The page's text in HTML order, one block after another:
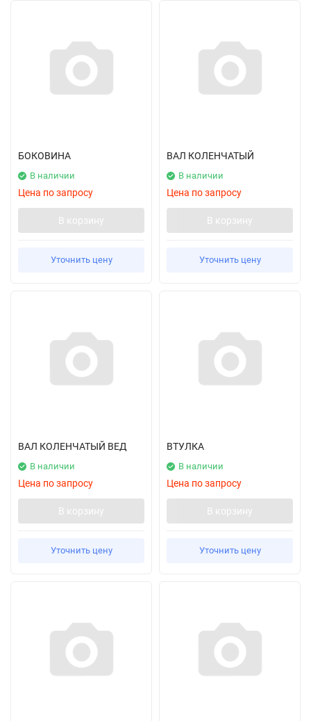
БОКОВИНА
В наличии
Цена по запросу
В корзину
Уточнить цену
ВАЛ КОЛЕНЧАТЫЙ
В наличии
Цена по запросу
В корзину
Уточнить цену
ВАЛ КОЛЕНЧАТЫЙ ВЕД
В наличии
Цена по запросу
В корзину
Уточнить цену
ВТУЛКА
В наличии
Цена по запросу
В корзину
Уточнить цену